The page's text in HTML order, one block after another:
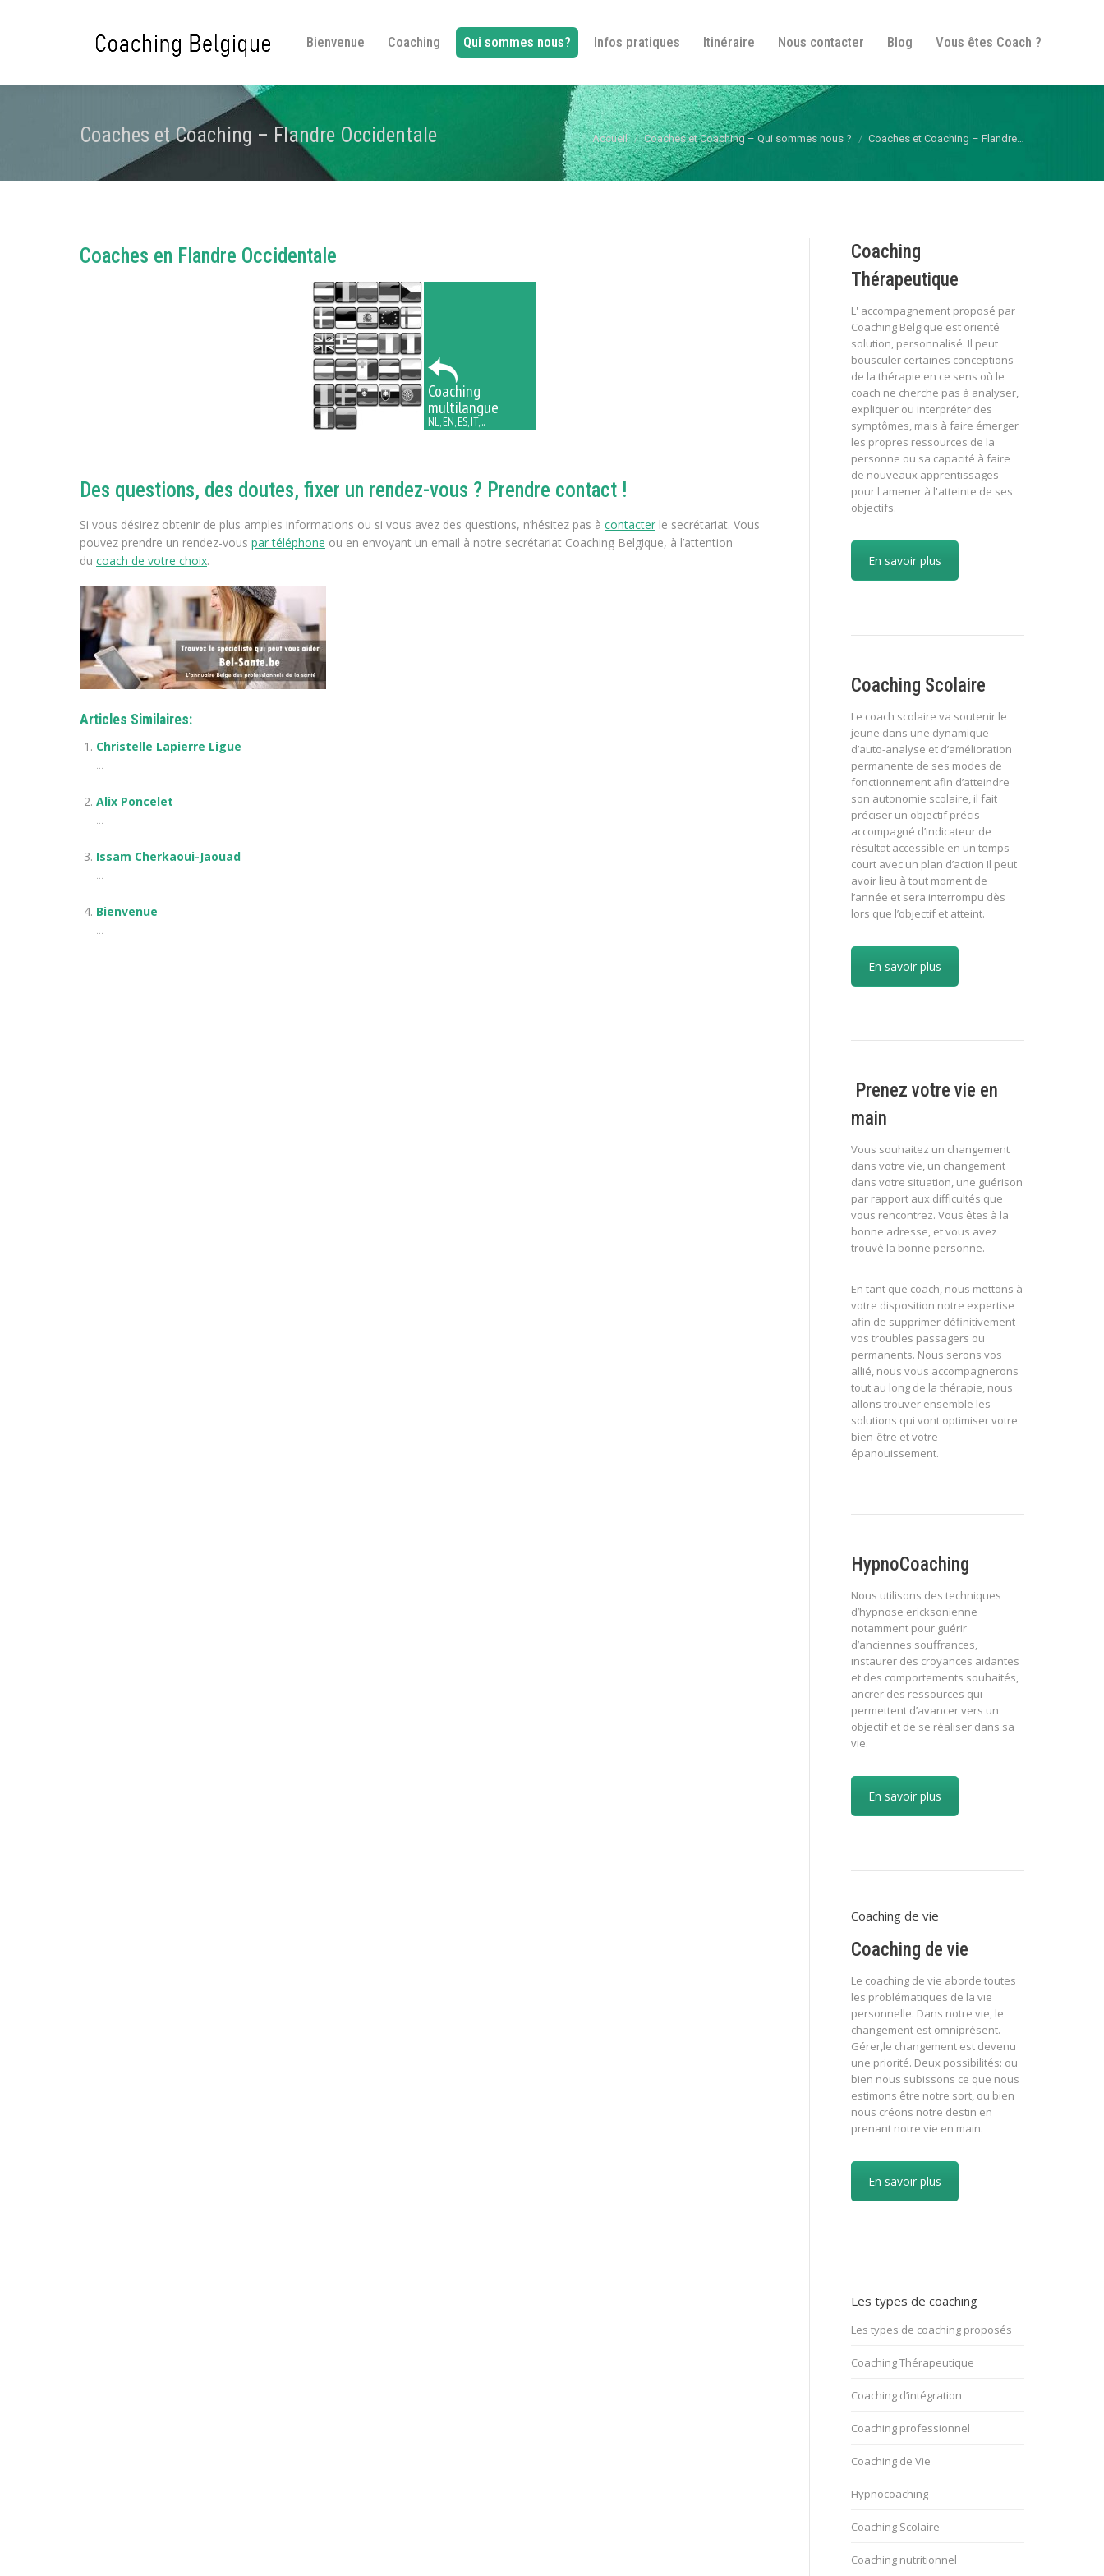
Bienvenue Coaching Qui sommes nous? Infos pratiques Itinéraire Nous contacter Blog Vous êtes Coach ?
Coaches et Coaching – Flandre Occidentale Vous êtes ici :
Accueil Coaches et Coaching – Qui sommes nous ? Coaches et Coaching – Flandre…
Coaches en Flandre Occidentale
Coaching
multilangue
NL, EN, ES, IT,...
Des questions, des doutes, fixer un rendez-vous ? Prendre contact !
Si vous désirez obtenir de plus amples informations ou si vous avez des questions, n’hésitez pas à contacter le secrétariat. Vous
pouvez prendre un rendez-vous par téléphone ou en envoyant un email à notre secrétariat Coaching Belgique, à l’attention
du coach de votre choix.
Articles Similaires:
Christelle Lapierre Ligue
...
Alix Poncelet
...
Issam Cherkaoui-Jaouad
...
Bienvenue
...
Coaching
Thérapeutique
L' accompagnement proposé par
Coaching Belgique est orienté
solution, personnalisé. Il peut
bousculer certaines conceptions
de la thérapie en ce sens où le
coach ne cherche pas à analyser,
expliquer ou interpréter des
symptômes, mais à faire émerger
les propres ressources de la
personne ou sa capacité à faire
de nouveaux apprentissages
pour l'amener à l'atteinte de ses
objectifs.
En savoir plus
Coaching Scolaire
Le coach scolaire va soutenir le
jeune dans une dynamique
d’auto-analyse et d’amélioration
permanente de ses modes de
fonctionnement afin d’atteindre
son autonomie scolaire, il fait
préciser un objectif précis
accompagné d’indicateur de
résultat accessible en un temps
court avec un plan d’action Il peut
avoir lieu à tout moment de
l’année et sera interrompu dès
lors que l’objectif et atteint.
En savoir plus
Prenez votre vie en
main
Vous souhaitez un changement
dans votre vie, un changement
dans votre situation, une guérison
par rapport aux difficultés que
vous rencontrez. Vous êtes à la
bonne adresse, et vous avez
trouvé la bonne personne.
En tant que coach, nous mettons à
votre disposition notre expertise
afin de supprimer définitivement
vos troubles passagers ou
permanents. Nous serons vos
allié, nous vous accompagnerons
tout au long de la thérapie, nous
allons trouver ensemble les
solutions qui vont optimiser votre
bien-être et votre
épanouissement.
HypnoCoaching
Nous utilisons des techniques
d’hypnose ericksonienne
notamment pour guérir
d’anciennes souffrances,
instaurer des croyances aidantes
et des comportements souhaités,
ancrer des ressources qui
permettent d’avancer vers un
objectif et de se réaliser dans sa
vie.
En savoir plus
Coaching de vie
Coaching de vie
Le coaching de vie aborde toutes
les problématiques de la vie
personnelle. Dans notre vie, le
changement est omniprésent.
Gérer,le changement est devenu
une priorité. Deux possibilités: ou
bien nous subissons ce que nous
estimons être notre sort, ou bien
nous créons notre destin en
prenant notre vie en main.
En savoir plus
Les types de coaching
Les types de coaching proposés
Coaching Thérapeutique
Coaching d’intégration
Coaching professionnel
Coaching de Vie
Hypnocoaching
Coaching Scolaire
Coaching nutritionnel
Bienvenue Coaching